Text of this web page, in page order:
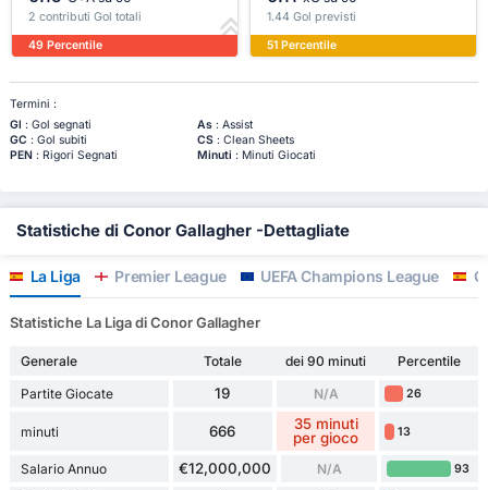
2 contributi Gol totali
49 Percentile
1.44 Gol previsti
51 Percentile
Termini :
Gl : Gol segnati As: Assist
GC : Gol subiti CS: Clean Sheets
PEN: Rigori Segnati Minuti : Minuti Giocati
Statistiche di Conor Gallagher -Dettagliate
La Liga Premier League UEFA Champions League
Statistiche La Liga di Conor Gallagher
Generale Totale dei 90 minuti
Percentile
Partite Giocate
19 N/A 26
minuti 666
35 minuti
per gioco
13
Salario Annuo €12,000,000 N/A 93